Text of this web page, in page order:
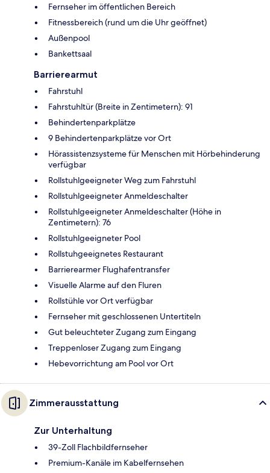
Fernseher im öffentlichen Bereich
Fitnessbereich (rund um die Uhr geöffnet)
Außenpool
Bankettsaal
Barrierearmut
Fahrstuhl
Fahrstuhltür (Breite in Zentimetern): 91
Behindertenparkplätze
9 Behindertenparkplätze vor Ort
Hörassistenzsysteme für Menschen mit Hörbehinderung
verfügbar
Rollstuhlgeeigneter Weg zum Fahrstuhl
Rollstuhlgeeigneter Anmeldeschalter
Rollstuhlgeeigneter Anmeldeschalter (Höhe in
Zentimetern): 76
Rollstuhlgeeigneter Pool
Rollstuhgeeignetes Restaurant
Barrierearmer Flughafentransfer
Visuelle Alarme auf den Fluren
Rollstühle vor Ort verfügbar
Fernseher mit geschlossenen Untertiteln
Gut beleuchteter Zugang zum Eingang
Treppenloser Zugang zum Eingang
Hebevorrichtung am Pool vor Ort
Zimmerausstattung
Zur Unterhaltung
39-Zoll Flachbildfernseher
Premium-Kanäle im Kabelfernsehen